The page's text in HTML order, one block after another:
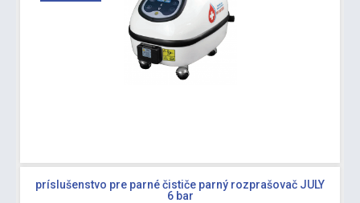
príslušenstvo pre parné čističe parný rozprašovač JULY
6 bar